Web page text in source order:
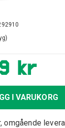
kr
I VARUKORG
omgående